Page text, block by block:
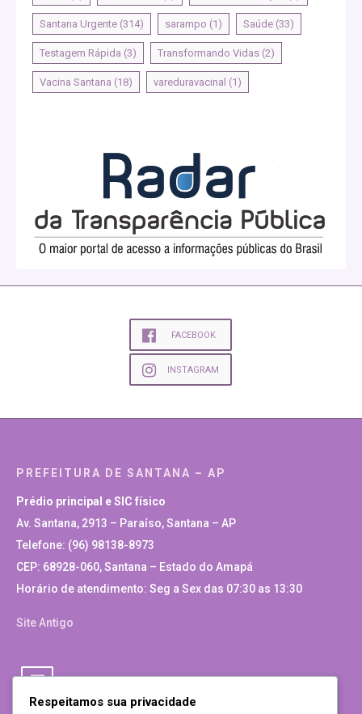
Santana Urgente (314) sarampo (1) Saúde (33)
Testagem Rápida (3) Transformando Vidas (2)
Vacina Santana (18) vareduravacinal (1)
FACEBOOK
INSTAGRAM
PREFEITURA DE SANTANA – AP
Prédio principal e SIC físico
Av. Santana, 2913 – Paraíso, Santana – AP
Telefone: (96) 98138-8973
CEP: 68928-060, Santana – Estado do Amapá
Horário de atendimento: Seg a Sex das 07:30 as 13:30
Site Antigo
Respeitamos sua privacidade